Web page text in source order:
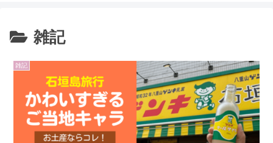
雑記
雑記